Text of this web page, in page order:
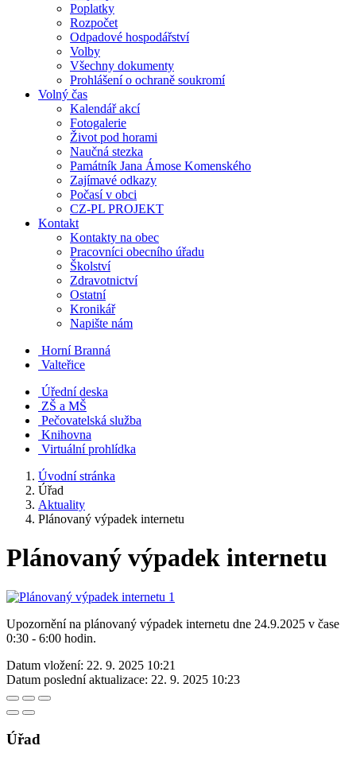
Poplatky
Rozpočet
Odpadové hospodářství
Volby
Všechny dokumenty
Prohlášení o ochraně soukromí
Volný čas
Kalendář akcí
Fotogalerie
Život pod horami
Naučná stezka
Památník Jana Ámose Komenského
Zajímavé odkazy
Počasí v obci
CZ-PL PROJEKT
Kontakt
Kontakty na obec
Pracovníci obecního úřadu
Školství
Zdravotnictví
Ostatní
Kronikář
Napište nám
Horní Branná
Valteřice
Úřední deska
ZŠ a MŠ
Pečovatelská služba
Knihovna
Virtuální prohlídka
Úvodní stránka
Úřad
Aktuality
Plánovaný výpadek internetu
Plánovaný výpadek internetu
Upozornění na plánovaný výpadek internetu dne 24.9.2025 v čase
0:30 - 6:00 hodin.
Datum vložení: 22. 9. 2025 10:21
Datum poslední aktualizace: 22. 9. 2025 10:23
Úřad